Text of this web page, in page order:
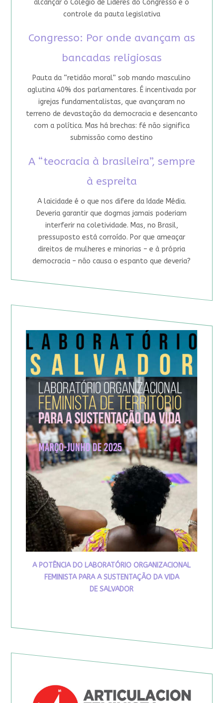
alcançar o Colégio de Líderes do Congresso e o
controle da pauta legislativa
Congresso: Por onde avançam as
bancadas religiosas
Pauta da “retidão moral” sob mando masculino
aglutina 40% dos parlamentares. É incentivada por
igrejas fundamentalistas, que avançaram no
terreno de devastação da democracia e desencanto
com a política. Mas há brechas: fé não significa
submissão como destino
A “teocracia à brasileira”, sempre
à espreita
A laicidade é o que nos difere da Idade Média.
Deveria garantir que dogmas jamais poderiam
interferir na coletividade. Mas, no Brasil,
pressuposto está corroído. Por que ameaçar
direitos de mulheres e minorias – e à própria
democracia – não causa o espanto que deveria?
A POTÊNCIA DO LABORATÓRIO ORGANIZACIONAL
FEMINISTA PARA A SUSTENTAÇÃO DA VIDA
DE SALVADOR